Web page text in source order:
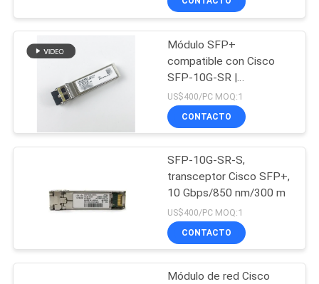
de Huawei
Puntos finales de la
videoconferencia
Módulo SFP+
compatible con Cisco
SFP-10G-SR |
Transceptor MMF
10GBASE-SR de 850 nm
US$400/PC MOQ:1
CONTACTO
SFP-10G-SR-S,
transceptor Cisco SFP+,
10 Gbps/850 nm/300 m
US$400/PC MOQ:1
CONTACTO
Módulo de red Cisco